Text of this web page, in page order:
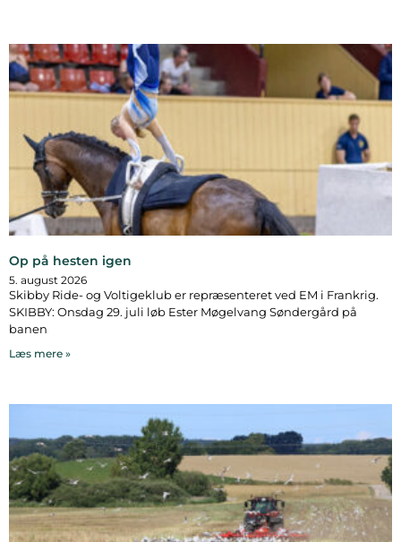
Op på hesten igen
5. august 2026
Skibby Ride- og Voltigeklub er repræsenteret ved EM i Frankrig.
SKIBBY: Onsdag 29. juli løb Ester Møgelvang Søndergård på
banen
Læs mere »